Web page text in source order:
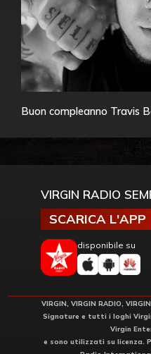
Buon compleanno Travis
VIRGIN RADIO
SCARICA L'APP
disponibile su
VIRGIN, VIRGIN RADIO,
Signature e tutti i loghi
Virgin
e sono utilizzati su licenza.